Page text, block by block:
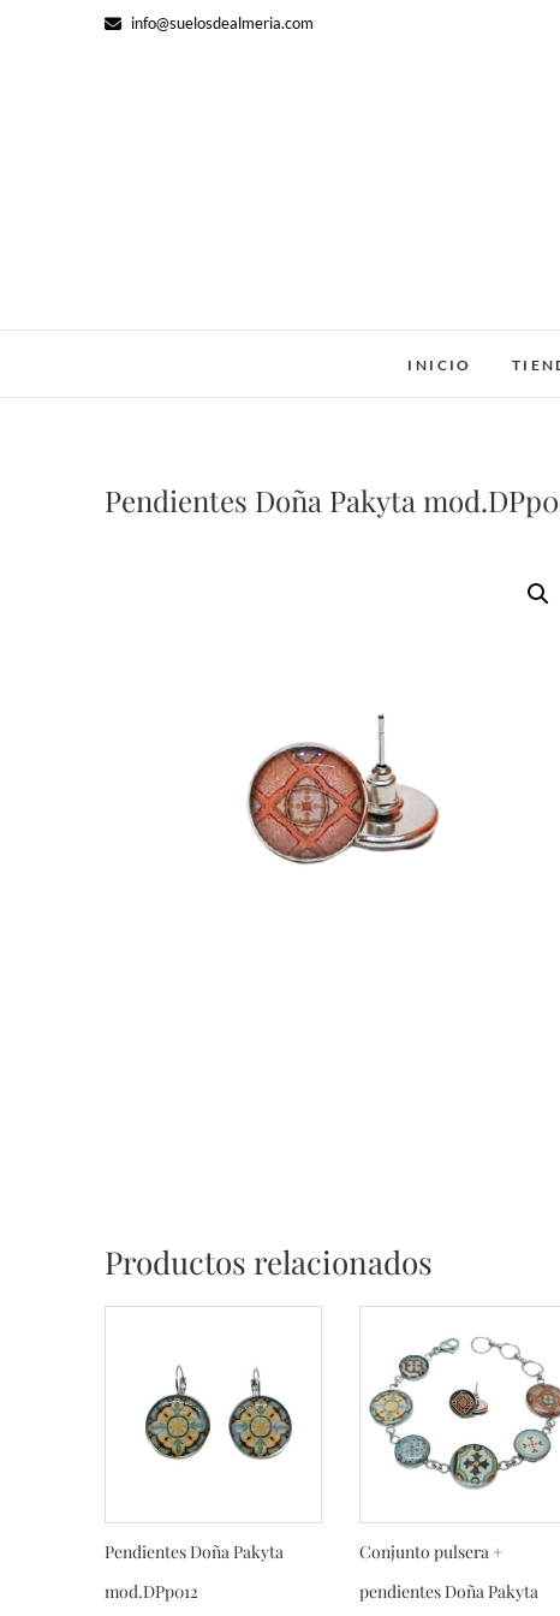
info@suelosdealmeria.com
INICIO
Pendientes Doña Pakyta
Productos relacionados
Pendientes Doña Pakyta
mod.DPp012
Conjunto pulsera +
pendientes Doña Pakyta